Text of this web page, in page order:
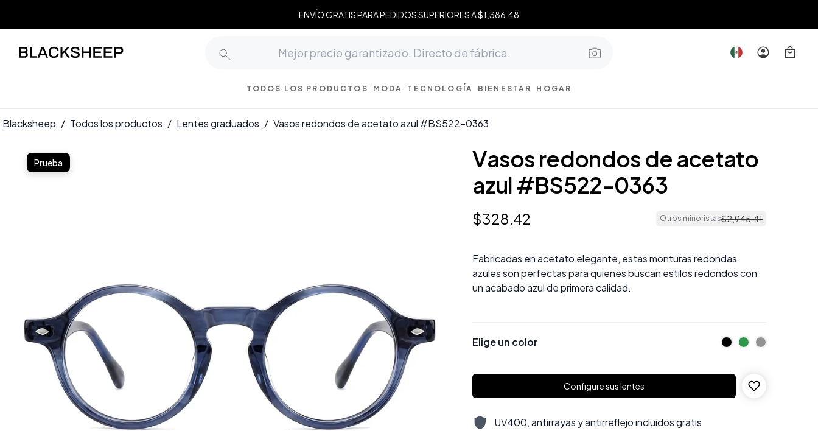
ENVÍO GRATIS PARA PEDIDOS SUPERIORES A $1,386.48
TODOS LOS PRODUCTOS MODA TECNOLOGÍA BIENESTAR HOGAR
Blacksheep / Todos los productos / Lentes graduados / Vasos redondos de acetato azul #BS522-0363
Prueba
Vasos redondos de acetato
azul #BS522-0363
$328.42 Otros minoristas$2,945.41
Fabricadas en acetato elegante, estas monturas redondas
azules son perfectas para quienes buscan estilos redondos con
un acabado azul de primera calidad.
Elige un color
Configure sus lentes
UV400, antirrayas y antirreflejo incluidos gratis